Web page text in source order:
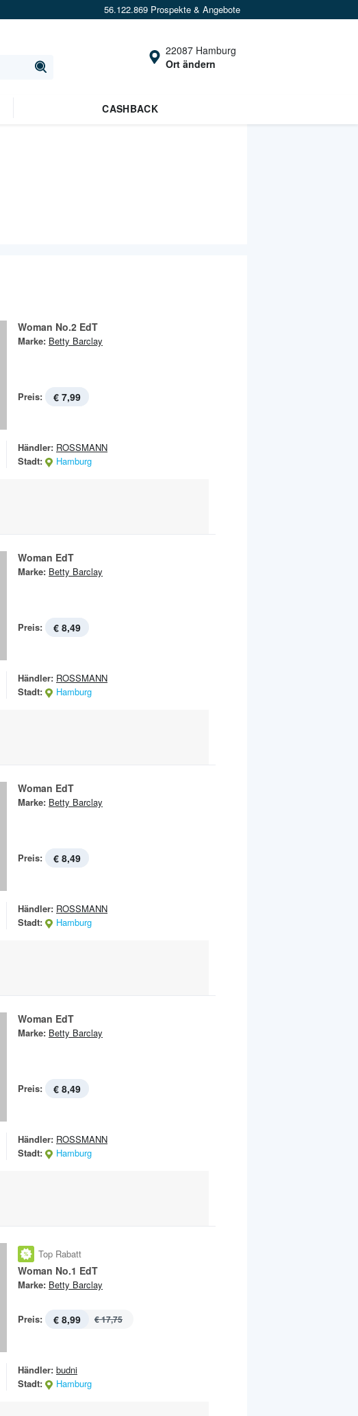
56.122.869 Prospekte & Angebote
22087 Hamburg
Ort ändern
CASHBACK
Woman No.2 EdT
Marke: Betty Barclay
Preis: € 7,99
Händler: ROSSMANN
Stadt:
Hamburg
Woman EdT
Marke: Betty Barclay
Preis: € 8,49
Händler: ROSSMANN
Stadt:
Hamburg
Woman EdT
Marke: Betty Barclay
Preis: € 8,49
Händler: ROSSMANN
Stadt:
Hamburg
Woman EdT
Marke: Betty Barclay
Preis: € 8,49
Händler: ROSSMANN
Stadt:
Hamburg
Top Rabatt
Woman No.1 EdT
Marke: Betty Barclay
Preis: € 8,99 € 17,75
Händler: budni
Stadt:
Hamburg